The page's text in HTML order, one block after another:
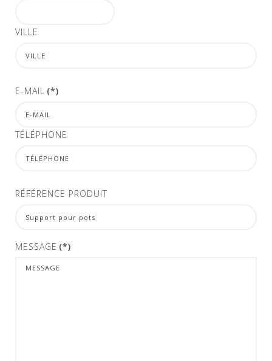
VILLE
E-MAIL (*)
TÉLÉPHONE
RÉFÉRENCE PRODUIT
MESSAGE (*)